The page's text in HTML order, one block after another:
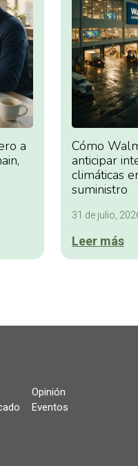
a
Cómo
anticipar
climáticas
suministro
31 de julio,
Leer más
Opinión
Eventos